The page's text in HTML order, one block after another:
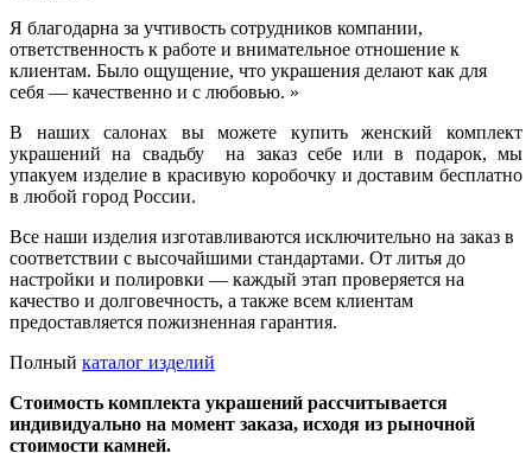
Я благодарна за учтивость сотрудников компании,
ответственность к работе и внимательное отношение к
клиентам. Было ощущение, что украшения делают как для
себя — качественно и с любовью. »
В наших салонах вы можете купить женский комплект
украшений на свадьбу на заказ себе или в подарок, мы
упакуем изделие в красивую коробочку и доставим бесплатно
в любой город России.
Все наши изделия изготавливаются исключительно на заказ в
соответствии с высочайшими стандартами. От литья до
настройки и полировки — каждый этап проверяется на
качество и долговечность, а также всем клиентам
предоставляется пожизненная гарантия.
Полный каталог изделий
Стоимость комплекта украшений рассчитывается
индивидуально на момент заказа, исходя из рыночной
стоимости камней.